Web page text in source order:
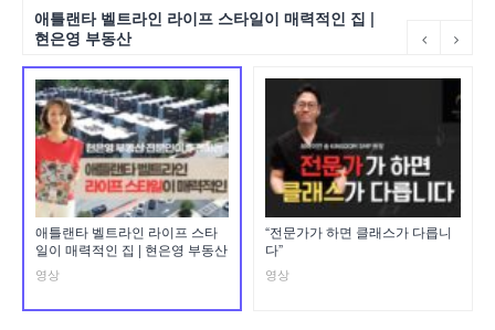
애틀랜타 벨트라인 라이프 스타일이 매력적인 집 |
현은영 부동산
애틀랜타 벨트라인 라이프 스타
일이 매력적인 집 | 현은영 부동산
영상
“전문가가 하면 클래스가 다릅니
다”
영상